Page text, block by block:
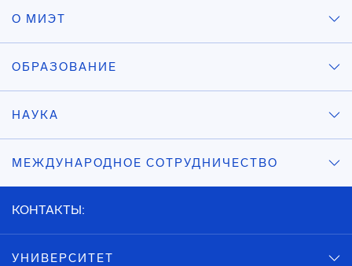
О МИЭТ
ОБРАЗОВАНИЕ
НАУКА
МЕЖДУНАРОДНОЕ СОТРУДНИЧЕСТВО
КОНТАКТЫ:
УНИВЕРСИТЕТ